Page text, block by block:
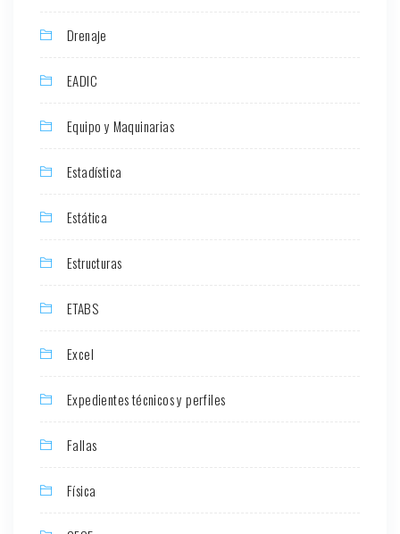
Drenaje
EADIC
Equipo y Maquinarias
Estadística
Estática
Estructuras
ETABS
Excel
Expedientes técnicos y perfiles
Fallas
Física